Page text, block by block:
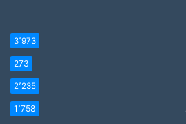
3٬973
273
2٬235
1٬758